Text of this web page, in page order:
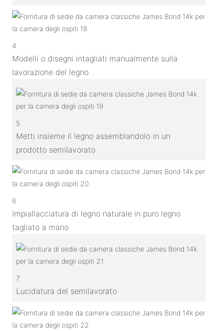
4
Modelli o disegni intagliati manualmente sulla
lavorazione del legno
5
Metti insieme il legno assemblandolo in un
prodotto semilavorato
6
Impiallacciatura di legno naturale in puro legno
tagliato a mano
7
Lucidatura del semilavorato